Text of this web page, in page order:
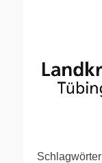
Schlagwörter